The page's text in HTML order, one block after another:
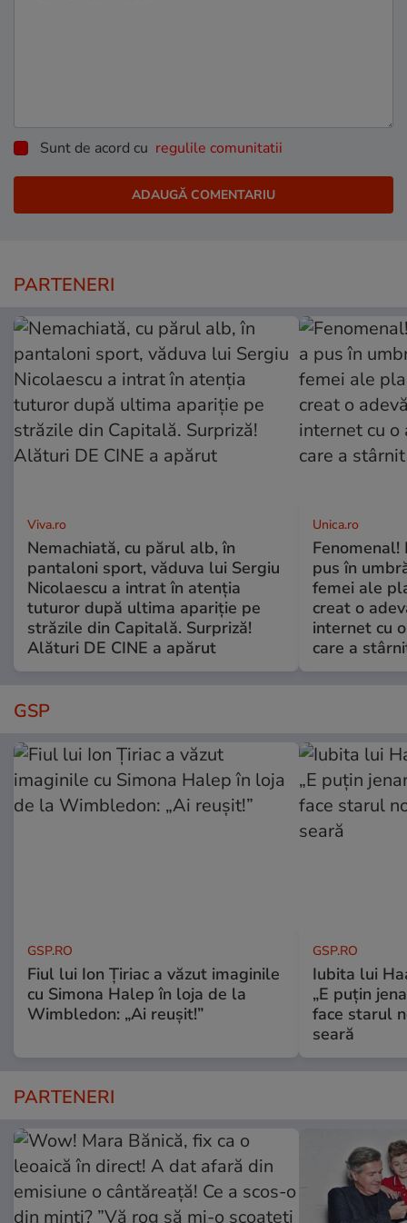
Sunt de acord cu regulile comunitatii
PARTENERI
Viva.ro
Nemachiată, cu părul alb, în
pantaloni sport, văduva lui Sergiu
Nicolaescu a intrat în atenția
tuturor după ultima apariție pe
străzile din Capitală. Surpriză!
Alături DE CINE a apărut
Unica.ro
pus în
femei ale
creat o
internet cu
care a
GSP
GSP.RO
Fiul lui Ion Țiriac a văzut imaginile
cu Simona Halep în loja de la
Wimbledon: „Ai reușit!”
GSP.RO
Iubita lui
„E puțin
face starul
seară
PARTENERI